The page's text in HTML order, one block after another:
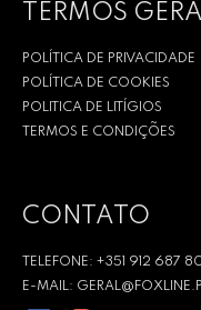
TERMOS
POLÍTICA DE PRIVACIDADE
POLÍTICA DE COOKIES
POLITICA DE LITÍGIOS
TERMOS E CONDIÇÕES
CONTATO
TELEFONE: +351 912 687
E-MAIL: